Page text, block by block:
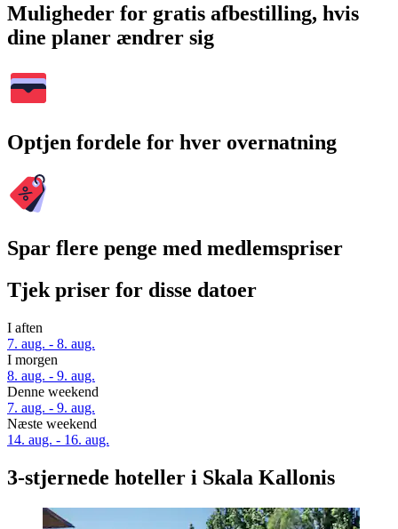
Muligheder for gratis afbestilling, hvis
dine planer ændrer sig
Optjen fordele for hver overnatning
Spar flere penge med medlemspriser
Tjek priser for disse datoer
I aften
7. aug. - 8. aug.
I morgen
8. aug. - 9. aug.
Denne weekend
7. aug. - 9. aug.
Næste weekend
14. aug. - 16. aug.
3-stjernede hoteller i Skala Kallonis